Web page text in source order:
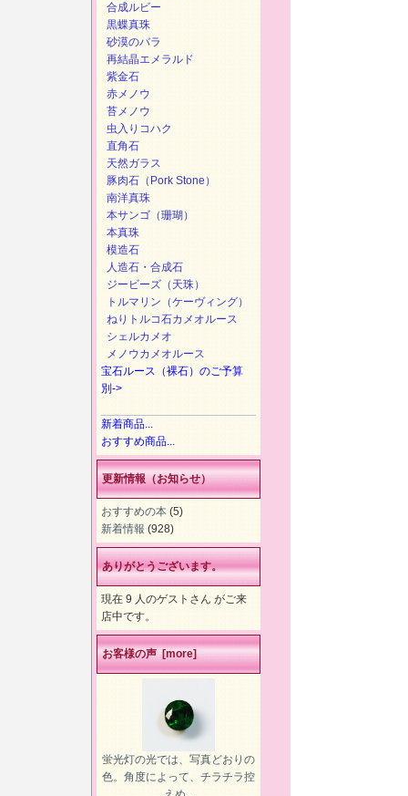
合成ルビー
黒蝶真珠
砂漠のバラ
再結晶エメラルド
紫金石
赤メノウ
苔メノウ
虫入りコハク
直角石
天然ガラス
豚肉石（Pork Stone）
南洋真珠
本サンゴ（珊瑚）
本真珠
模造石
人造石・合成石
ジービーズ（天珠）
トルマリン（ケーヴィング）
ねりトルコ石カメオルース
シェルカメオ
メノウカメオルース
宝石ルース（裸石）のご予算
別->
新着商品...
おすすめ商品...
更新情報（お知らせ）
おすすめの本 (5)
新着情報 (928)
ありがとうございます。
現在 9 人のゲストさん がご来
店中です。
お客様の声 [more]
蛍光灯の光では、写真どおりの
色。角度によって、チラチラ控